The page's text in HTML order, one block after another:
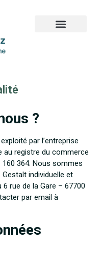
?
par l’entreprise
au registre du commerce
364. Nous sommes
individuelle et
rue de la Gare – 67700
par email à